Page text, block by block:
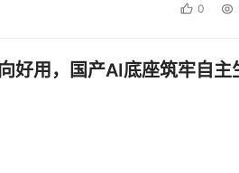
0
好用，国产AI底座筑牢自主